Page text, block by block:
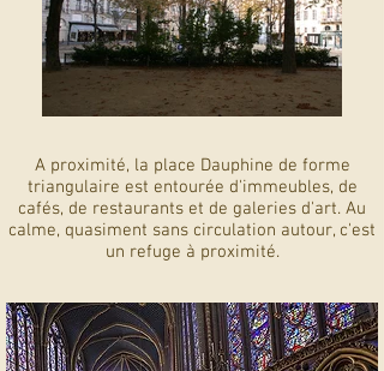
A proximité, la place Dauphine de forme
triangulaire est entourée d'immeubles, de
cafés, de restaurants et de galeries d'art. Au
calme, quasiment sans circulation autour, c'est
un refuge à proximité.